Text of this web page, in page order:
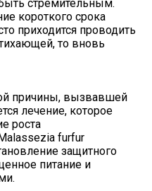
стремительным.
короткого срока
приходится проводить
то вновь
причины, вызвавшей
лечение, которое
роста
furfur
защитного
питание и